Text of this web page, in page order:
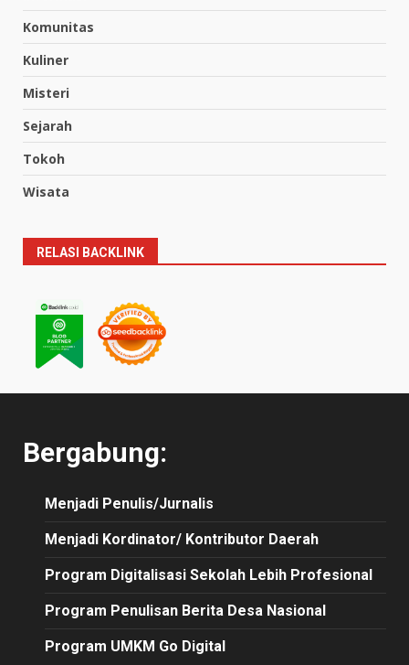
Komunitas
Kuliner
Misteri
Sejarah
Tokoh
Wisata
RELASI BACKLINK
Bergabung:
Menjadi Penulis/Jurnalis
Menjadi Kordinator/ Kontributor Daerah
Program Digitalisasi Sekolah Lebih Profesional
Program Penulisan Berita Desa Nasional
Program UMKM Go Digital